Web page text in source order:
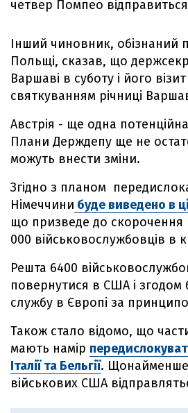
четвер Помпео
Інший чиновник, обізнаний
Польщі, сказав, що
Варшаві в суботу і його візит
святкуванням річниці
Австрія - ще одна
Плани Держдепу ще не
можуть внести зміни.
Згідно з планом
Німеччини буде виведено в
що призведе до скорочення
000 військовослужбовців в
Решта 6400
повернутися в США і згодом
службу в Європі за
Також стало відомо, що
мають намір
Італії та Бельгії. Щонайменше
військових США